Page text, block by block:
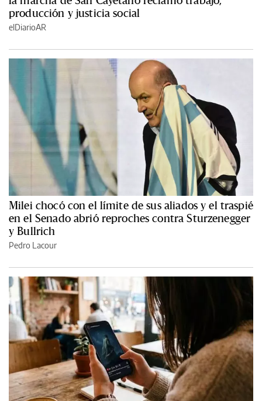
producción y justicia social
elDiarioAR
Milei chocó con el límite de sus aliados y el traspié
en el Senado abrió reproches contra Sturzenegger
y Bullrich
Pedro Lacour